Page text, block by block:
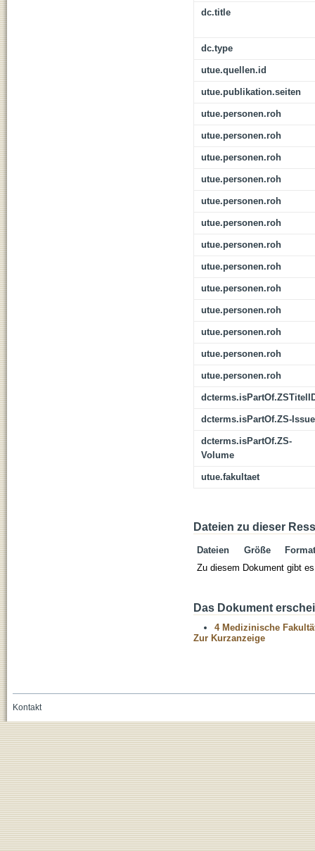
dc.title
dc.type
utue.quellen.id
utue.publikation.seiten
utue.personen.roh
utue.personen.roh
utue.personen.roh
utue.personen.roh
utue.personen.roh
utue.personen.roh
utue.personen.roh
utue.personen.roh
utue.personen.roh
utue.personen.roh
utue.personen.roh
utue.personen.roh
utue.personen.roh
dcterms.isPartOf.ZS-Issue
dcterms.isPartOf.ZS-
Volume
utue.fakultaet
Dateien zu dieser
Dateien Größe
Format
Zu diesem Dokument gibt
Das Dokument
4 Medizinische
Zur Kurzanzeige
Kontakt